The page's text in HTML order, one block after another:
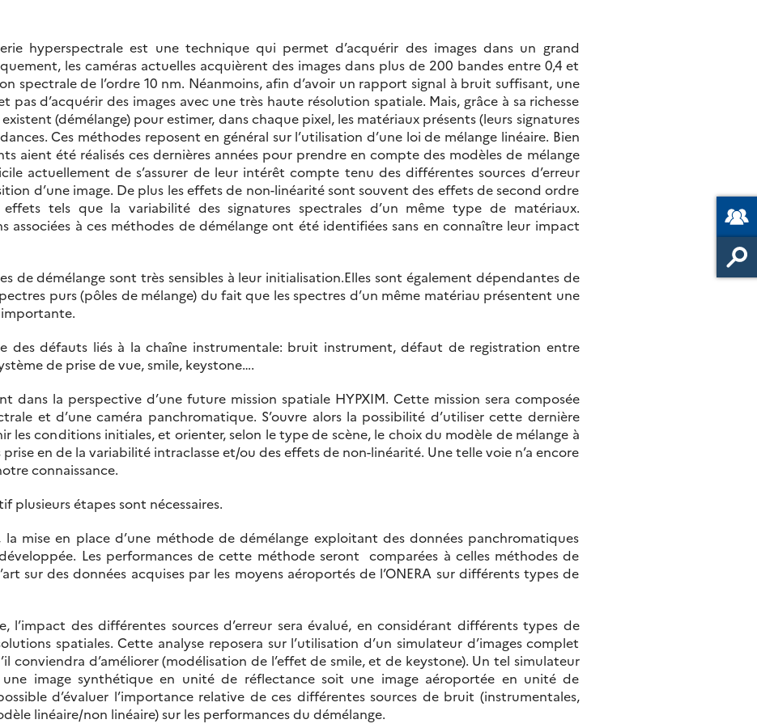
hyperspectrale est une technique qui permet d’acquérir des images dans un grand
les caméras actuelles acquièrent des images dans plus de 200 bandes entre 0,4 et
spectrale de l’ordre 10 nm. Néanmoins, afin d’avoir un rapport signal à bruit suffisant, une
d’acquérir des images avec une très haute résolution spatiale. Mais, grâce à sa richesse
(démélange) pour estimer, dans chaque pixel, les matériaux présents (leurs signatures
Ces méthodes reposent en général sur l’utilisation d’une loi de mélange linéaire. Bien
aient été réalisés ces dernières années pour prendre en compte des modèles de mélange
actuellement de s’assurer de leur intérêt compte tenu des différentes sources d’erreur
d’une image. De plus les effets de non-linéarité sont souvent des effets de second ordre
tels que la variabilité des signatures spectrales d’un même type de matériaux.
associées à ces méthodes de démélange ont été identifiées sans en connaître leur impact
de démélange sont très sensibles à leur initialisation.Elles sont également dépendantes de
purs (pôles de mélange) du fait que les spectres d’un même matériau présentent une
des défauts liés à la chaîne instrumentale: bruit instrument, défaut de registration entre
de prise de vue, smile, keystone….
dans la perspective d’une future mission spatiale HYPXIM. Cette mission sera composée
et d’une caméra panchromatique. S’ouvre alors la possibilité d’utiliser cette dernière
les conditions initiales, et orienter, selon le type de scène, le choix du modèle de mélange à
prise en de la variabilité intraclasse et/ou des effets de non-linéarité. Une telle voie n’a encore
connaissance.
plusieurs étapes sont nécessaires.
mise en place d’une méthode de démélange exploitant des données panchromatiques
Les performances de cette méthode seront comparées à celles méthodes de
sur des données acquises par les moyens aéroportés de l’ONERA sur différents types de
l’impact des différentes sources d’erreur sera évalué, en considérant différents types de
spatiales. Cette analyse reposera sur l’utilisation d’un simulateur d’images complet
conviendra d’améliorer (modélisation de l’effet de smile, et de keystone). Un tel simulateur
image synthétique en unité de réflectance soit une image aéroportée en unité de
d’évaluer l’importance relative de ces différentes sources de bruit (instrumentales,
linéaire/non linéaire) sur les performances du démélange.